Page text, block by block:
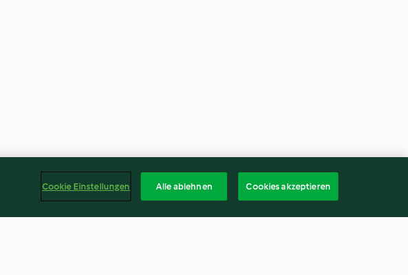
Cookie Einstellungen Alle ablehnen Cookies akzeptieren